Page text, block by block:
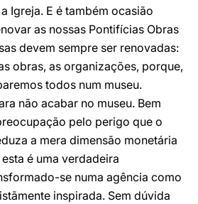
Igreja. E é também ocasião
as nossas Pontifícias Obras
devem sempre ser renovadas:
obras, as organizações, porque,
todos num museu.
não acabar no museu. Bem
pelo perigo que o
a mera dimensão monetária
é uma verdadeira
se numa agência como
inspirada. Sem dúvida